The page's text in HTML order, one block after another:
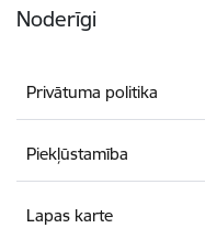
Noderīgi
Privātuma politika
Piekļūstamība
Lapas karte